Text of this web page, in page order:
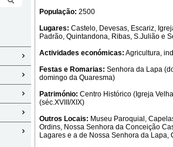
População: 2500
Lugares: Castelo, Devesas, Escariz,
Padrão, Quintandona, Ribas, S.Julião e
Actividades económicas: Agricultura,
Festas e Romarias: Senhora da Lapa
domingo da Quaresma)
Património: Centro Histórico (Igreja
(séc.XVIII/XIX)
Outros Locais: Museu Paroquial,
Ordins, Nossa Senhora da Conceição
Lagares e a de Nossa Senhora da